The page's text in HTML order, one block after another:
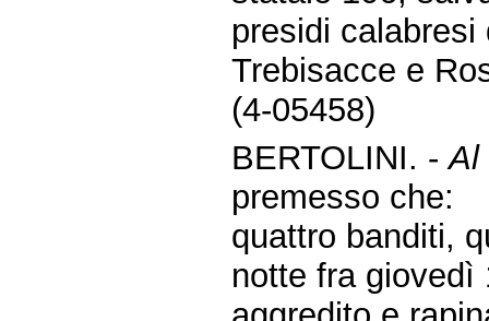
presidi
Trebisacce e
(4-05458)
BERTOLINI. -Al
premesso che:
quattro banditi,
notte fra giovedì